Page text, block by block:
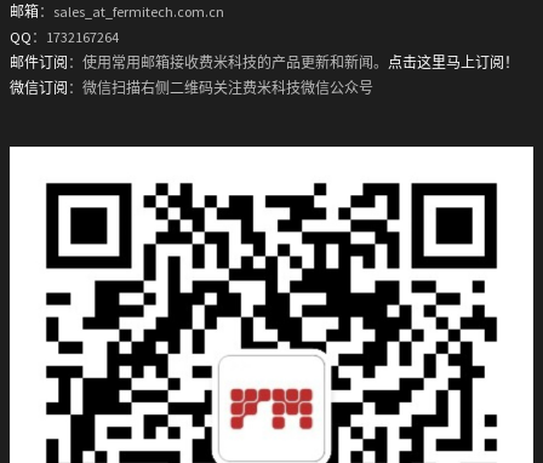
邮箱：sales_at_fermitech.com.cn
QQ ：1732167264
邮件订阅 ：使用常用邮箱接收费米科技的产品更新和新闻。 点击这里马上订阅！
微信订阅 ：微信扫描右侧二维码关注费米科技微信公众号